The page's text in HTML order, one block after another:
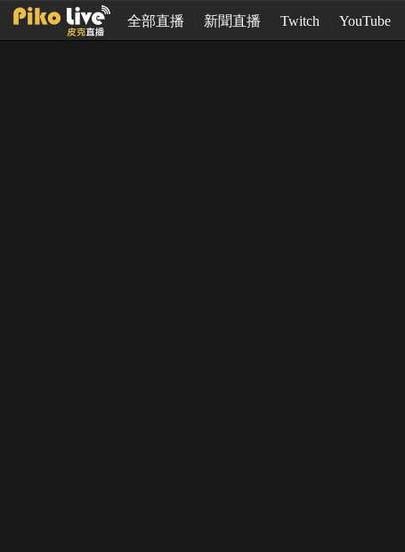
全部直播 新聞直播 Twitch YouTube